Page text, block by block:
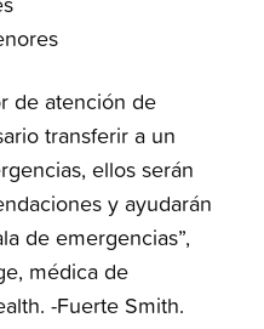
de atención de
transferir a un
ellos serán
y ayudarán
de emergencias”,
médica de
-Fuerte Smith.